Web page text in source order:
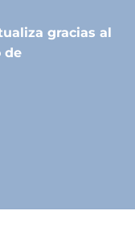
gracias al
de